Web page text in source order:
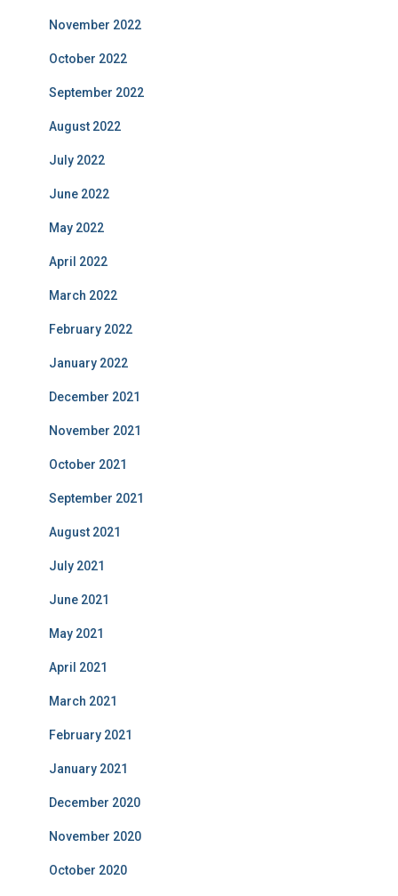
November 2022
October 2022
September 2022
August 2022
July 2022
June 2022
May 2022
April 2022
March 2022
February 2022
January 2022
December 2021
November 2021
October 2021
September 2021
August 2021
July 2021
June 2021
May 2021
April 2021
March 2021
February 2021
January 2021
December 2020
November 2020
October 2020